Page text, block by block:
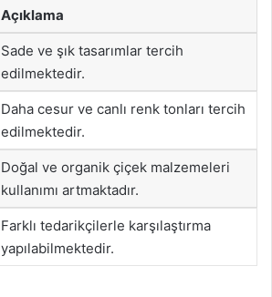
Açıklama
Sade ve şık tasarımlar tercih
edilmektedir.
Daha cesur ve canlı renk tonları tercih
edilmektedir.
Doğal ve organik çiçek malzemeleri
kullanımı artmaktadır.
Farklı tedarikçilerle karşılaştırma
yapılabilmektedir.